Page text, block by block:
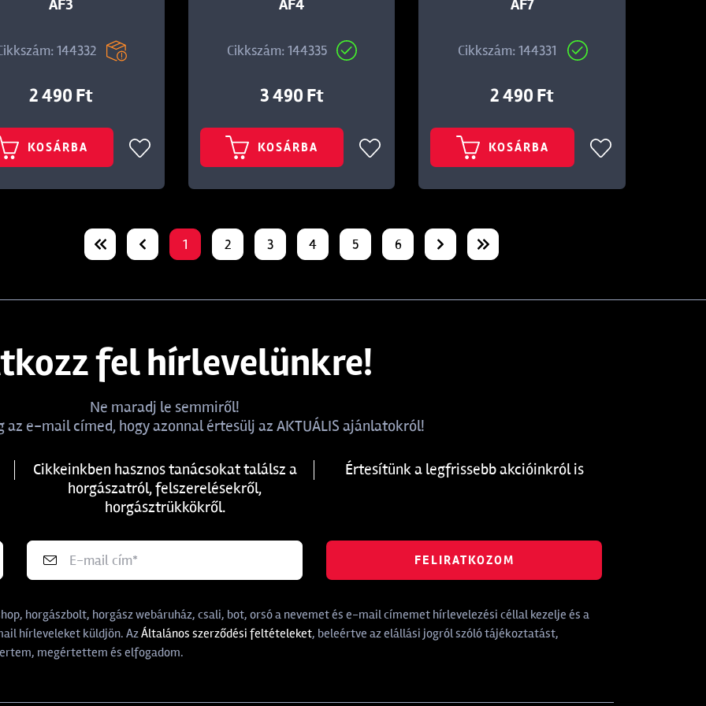
AF3
144332
2 490 Ft
KOSÁRBA
AF4
Cikkszám: 144335
3 490 Ft
KOSÁRBA
AF7
Cikkszám: 144331
2 490 Ft
KOSÁRBA
1 2 3 4 5 6
fel hírlevelünkre!
Ne maradj le semmiről!
az e-mail címed, hogy azonnal értesülj az AKTUÁLIS ajánlatokról!
Cikkeinkben hasznos tanácsokat találsz a
horgászatról, felszerelésekről,
horgásztrükkökről.
Értesítünk a legfrissebb akcióinkról is
FELIRATKOZOM
horgászbolt, horgász webáruház, csali, bot, orsó a nevemet és e-mail címemet hírlevelezési céllal kezelje és a
hírleveleket küldjön. AzÁltalános szerződési feltételeket, beleértve az elállási jogról szóló tájékoztatást,
megértettem és elfogadom.